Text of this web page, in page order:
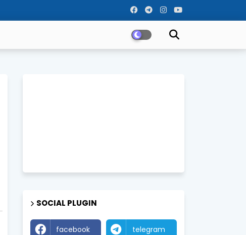
SOCIAL PLUGIN
facebook telegram